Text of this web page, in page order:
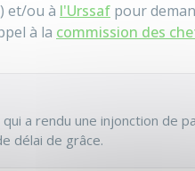
) et/ou à l'Urssaf pour
à la commission des
a rendu une injonction de
délai de grâce.